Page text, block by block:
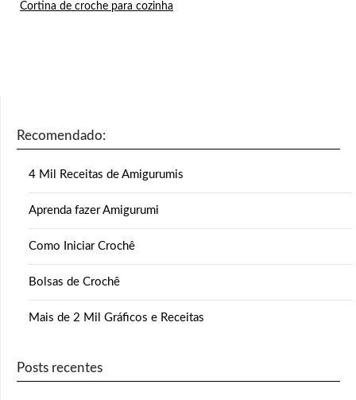
Cortina de croche para cozinha
Recomendado:
4 Mil Receitas de Amigurumis
Aprenda fazer Amigurumi
Como Iniciar Crochê
Bolsas de Crochê
Mais de 2 Mil Gráficos e Receitas
Posts recentes